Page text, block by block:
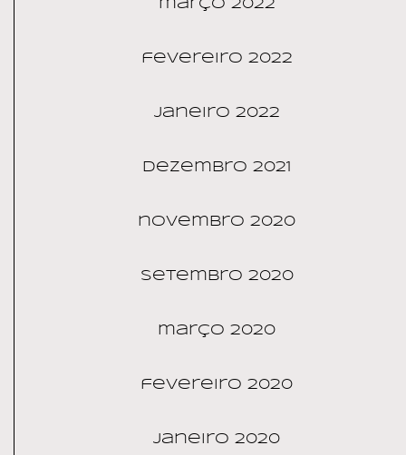
março 2022
fevereiro 2022
janeiro 2022
dezembro 2021
novembro 2020
setembro 2020
março 2020
fevereiro 2020
janeiro 2020